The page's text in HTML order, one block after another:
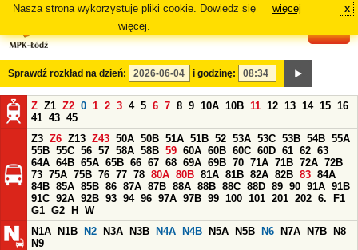
Nasza strona wykorzystuje pliki cookie. Dowiedz się
więcej.
więcej x
Sprawdź rozkład na dzień: i godzinę:
Z Z1 Z2 0 1 2 3 4 5 6 7 8 9 10A 10B 11 12 13 14 15 16
41 43 45
Z3 Z6 Z13 Z43 50A 50B 51A 51B 52 53A 53C 53B 54B 55A
55B 55C 56 57 58A 58B 59 60A 60B 60C 60D 61 62 63
64A 64B 65A 65B 66 67 68 69A 69B 70 71A 71B 72A 72B
73 75A 75B 76 77 78 80A 80B 81A 81B 82A 82B 83 84A
84B 85A 85B 86 87A 87B 88A 88B 88C 88D 89 90 91A 91B
91C 92A 92B 93 94 96 97A 97B 99 100 101 201 202 6.
F1
G1 G2 H
W
N1A
N1B N2 N3A N3B N4A N4B N5A N5B N6 N7A N7B
N8
N9